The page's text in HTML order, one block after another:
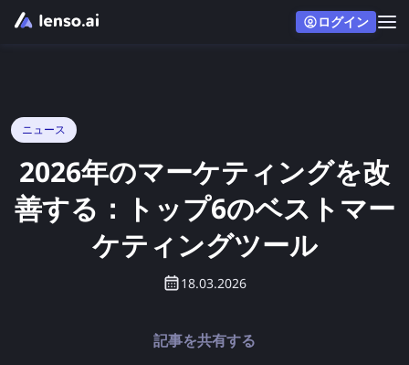
ログイン
ニュース
2026年のマーケティングを改
善する：トップ6のベストマー
ケティングツール
18.03.2026
記事を共有する